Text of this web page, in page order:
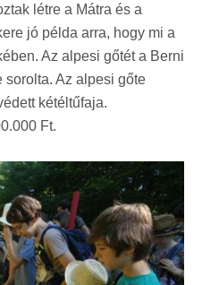
létre a Mátra és a
jó példa arra, hogy mi a
Az alpesi gőtét a Berni
sorolta. Az alpesi gőte
kétéltűfaja.
Ft.